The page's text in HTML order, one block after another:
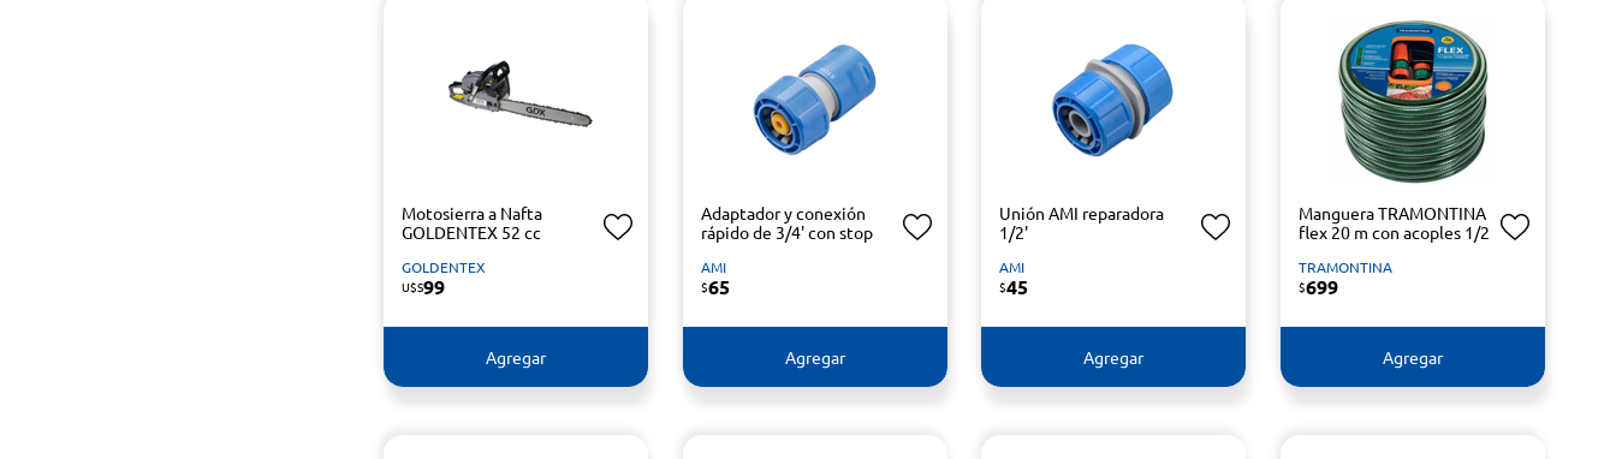
Motosierra a Nafta
GOLDENTEX 52 cc
GOLDENTEX
U$S99
Agregar
Adaptador y conexión
rápido de 3/4' con stop
AMI
$65
Agregar
Unión AMI reparadora
1/2'
AMI
$45
Agregar
Manguera TRAMONTINA
flex 20 m con acoples 1/2
TRAMONTINA
$699
Agregar